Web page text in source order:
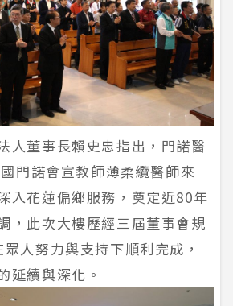
人董事長賴史忠指出，門諾醫
門諾會宣教師薄柔纜醫師來
入花蓮偏鄉服務，奠定近80年
，此次大樓歷經三屆董事會規
人努力與支持下順利完成，
延續與深化。